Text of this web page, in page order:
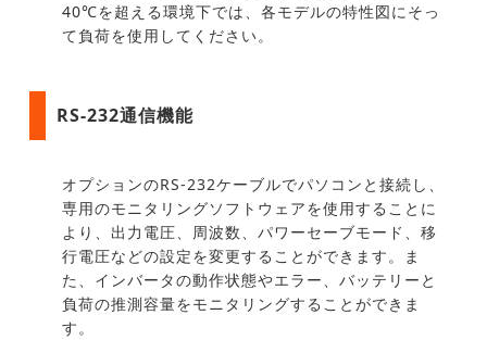
40℃を超える環境下では、各モデルの特性図にそっ
て負荷を使用してください。
RS-232通信機能
オプションのRS-232ケーブルでパソコンと接続し、
専用のモニタリングソフトウェアを使用することに
より、出力電圧、周波数、パワーセーブモード、移
行電圧などの設定を変更することができます。ま
た、インバータの動作状態やエラー、バッテリーと
負荷の推測容量をモニタリングすることができま
す。